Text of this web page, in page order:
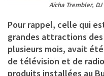
Aïcha Trembler,
Pour rappel, celle qui
grandes attractions
plusieurs mois, avait
de télévision et de
produits installées au